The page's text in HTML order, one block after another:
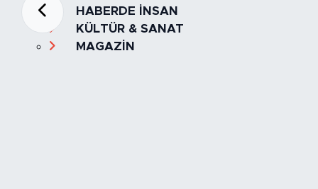
HABERDE İNSAN
KÜLTÜR & SANAT
MAGAZİN